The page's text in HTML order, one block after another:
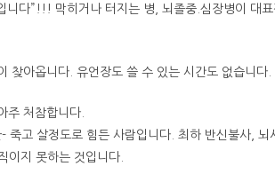
니다”!!! 막히거나 터지는 병, 뇌졸중.심장병이 대
찾아옵니다. 유언장도 쓸 수 있는 시간도 없습니
주 처참합니다.
죽고 살정도로 힘든 사람입니다. 최하 반신불사,
이지 못하는 것입니다.